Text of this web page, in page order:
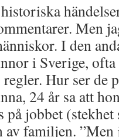
Men
I den
i Sverige,
Hur ser de
24 år sa att
på jobbet
av familjen. ”Men